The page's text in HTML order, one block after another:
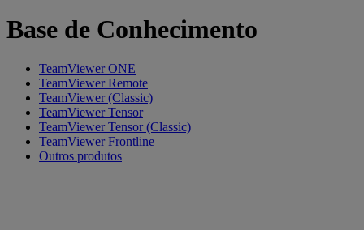
Base de Conhecimento
TeamViewer ONE
TeamViewer Remote
TeamViewer (Classic)
TeamViewer Tensor
TeamViewer Tensor (Classic)
TeamViewer Frontline
Outros produtos